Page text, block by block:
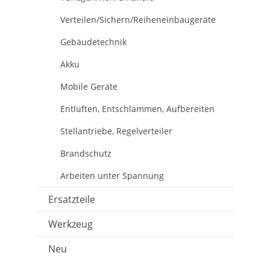
Verteilen/Sichern/Reiheneinbaugeräte
Gebäudetechnik
Akku
Mobile Geräte
Entlüften, Entschlammen, Aufbereiten
Stellantriebe, Regelverteiler
Brandschutz
Arbeiten unter Spannung
Ersatzteile
Werkzeug
Neu